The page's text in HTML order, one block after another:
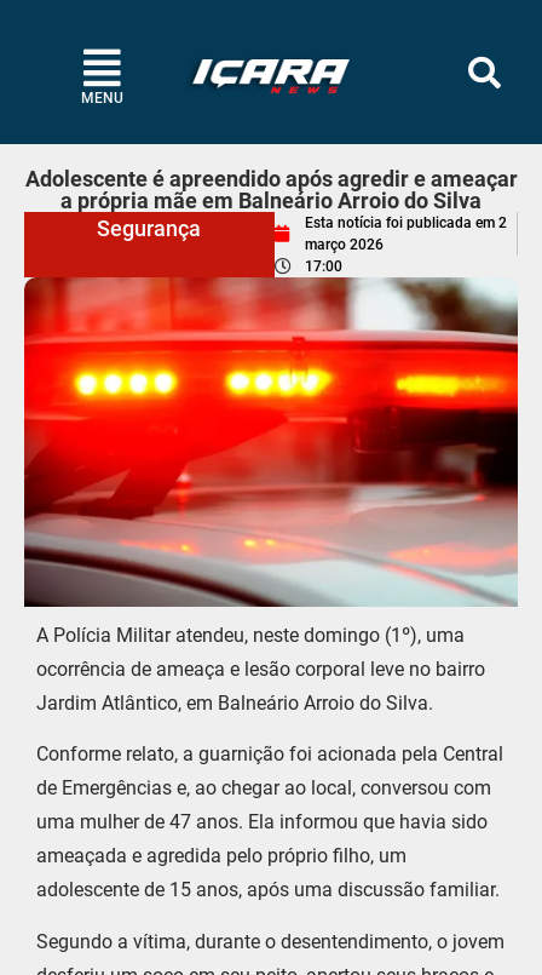
MENU
Adolescente é apreendido após agredir e ameaçar
a própria mãe em Balneário Arroio do Silva
Segurança
Esta notícia foi publicada em 2
março 2026
17:00
A Polícia Militar atendeu, neste domingo (1º), uma
ocorrência de ameaça e lesão corporal leve no bairro
Jardim Atlântico, em Balneário Arroio do Silva.
Conforme relato, a guarnição foi acionada pela Central
de Emergências e, ao chegar ao local, conversou com
uma mulher de 47 anos. Ela informou que havia sido
ameaçada e agredida pelo próprio filho, um
adolescente de 15 anos, após uma discussão familiar.
Segundo a vítima, durante o desentendimento, o jovem